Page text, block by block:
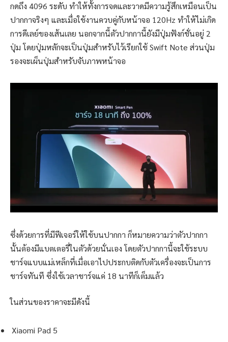
กดถึง 4096 ระดับ ทำให้ทั้งการจดและวาดมีความรู้สึกเหมือนเป็น
ปากกาจริงๆ และเมื่อใช้งานควบคู่กับหน้าจอ 120Hz ทำให้ไม่เกิด
การดีเลย์ของเส้นเลย นอกจากนี้ตัวปากกานี้ยังมีปุ่มฟังก์ชั่นอยู่ 2
ปุ่ม โดยปุ่มหลักจะเป็นปุ่มสำหรับไว้เรียกใช้ Swift Note ส่วนปุ่ม
รองจะเผ็นปุ่มสำหรับจับภาพหน้าจอ
ซึ่งด้วยการที่มีฟีเจอร์ให้ใช้บนปากกา ก็หมายความว่าตัวปากกา
นั้นต้องมีแบตเตอรี่ในตัวด้วยนั่นเอง โดยตัวปากกานี้จะใช้ระบบ
ชาร์จแบบแม่เหล็กที่เมื่อเอาไปประกบติดกับตัวเครื่องจะเป็นการ
ชาร์จทันที ซึ่งใช้เวลาชาร์จแค่ 18 นาทีก็เต็มแล้ว
ในส่วนของราคาจะมีดังนี้
Xiaomi Pad 5